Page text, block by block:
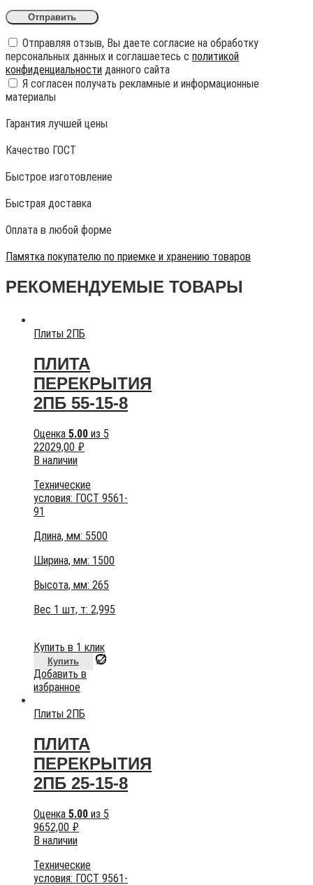
Отправляя отзыв, Вы даете согласие на обработку
персональных данных и соглашаетесь с политикой
конфиденциальности данного сайта
Я согласен получать рекламные и информационные
материалы
Гарантия лучшей цены
Качество ГОСТ
Быстрое изготовление
Быстрая доставка
Оплата в любой форме
Памятка покупателю по приемке и хранению товаров
РЕКОМЕНДУЕМЫЕ ТОВАРЫ
Плиты 2ПБ
ПЛИТА
ПЕРЕКРЫТИЯ
2ПБ 55-15-8
Оценка 5.00 из 5
22029,00 ₽
В наличии
Технические
условия: ГОСТ 9561-
91
Длина, мм: 5500
Ширина, мм: 1500
Высота, мм: 265
Вес 1 шт, т: 2,995
Купить в 1 клик
Купить
Добавить в
избранное
Плиты 2ПБ
ПЛИТА
ПЕРЕКРЫТИЯ
2ПБ 25-15-8
Оценка 5.00 из 5
9652,00 ₽
В наличии
Технические
условия: ГОСТ 9561-